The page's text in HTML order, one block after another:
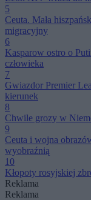
5
Ceuta. Mała
migracyjny
6
Kasparow ostro o
człowieka
7
Gwiazdor Premier
kierunek
8
Chwile grozy w
9
Ceuta i wojna
wyobraźnią
10
Kłopoty rosyjskiej
Reklama
Reklama